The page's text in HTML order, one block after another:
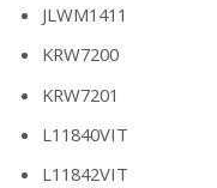
JLWM1411
KRW7200
KRW7201
L11840VIT
L11842VIT